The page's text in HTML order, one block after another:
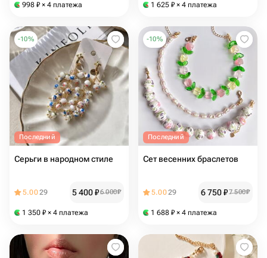
998 ₽ × 4 платежа 1 625 ₽ × 4 платежа
-10%
Последний
Серьги в народном стиле
5.0029 5 400₽6 000₽
1 350 ₽ × 4 платежа
-10%
Последний
Сет весенних браслетов
5.0029 6 750₽7 500₽
1 688 ₽ × 4 платежа